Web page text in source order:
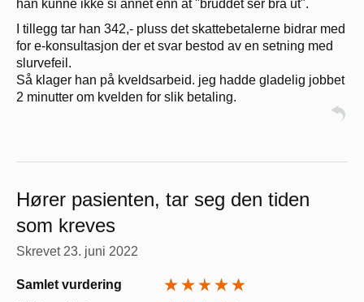
han kunne ikke si annet enn at "bruddet ser bra ut".
I tillegg tar han 342,- pluss det skattebetalerne bidrar med
for e-konsultasjon der et svar bestod av en setning med
slurvefeil.
Så klager han på kveldsarbeid. jeg hadde gladelig jobbet
2 minutter om kvelden for slik betaling.
Hører pasienten, tar seg den tiden
som kreves
Skrevet 23. juni 2022
Samlet vurdering